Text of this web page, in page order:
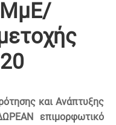
ΜμΕ/
και Ανάπτυξης
επιμορφωτικό